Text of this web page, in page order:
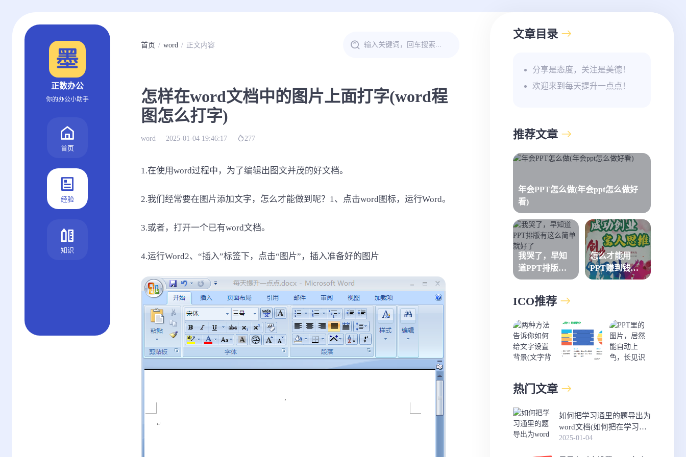
正数办公
你的办公小助手
首页
经验
知识
首页 word 正文内容
怎样在word文档中的图片上面打字(word程
图怎么打字)
word 2025-01-04 19:46:17 277
1.在使用word过程中，为了编辑出图文并茂的好文档。
2.我们经常要在图片添加文字，怎么才能做到呢？1、点击word图标，运行Word。
3.或者，打开一个已有word文档。
4.运行Word2、“插入”标签下，点击“图片”，插入准备好的图片
文章目录
分享是态度，关注是美德！
欢迎来到每天提升一点点！
推荐文章
年会PPT怎么做(年会ppt怎么做好
看)
我哭了，早知
道PPT排版有
这么简单就好
怎么才能用
PPT赚到钱
呢，PPT不过
ICO推荐
热门文章
如何把学习通里的题导出为
word文档(如何把在学习通
里的考试导出到文档)
2025-01-04